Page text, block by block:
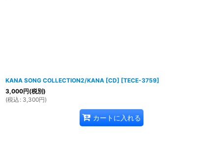
KANA SONG COLLECTION2/KANA [CD] [TECE-3759]
3,000円(税別)
(税込 : 3,300円)
カートに入れる